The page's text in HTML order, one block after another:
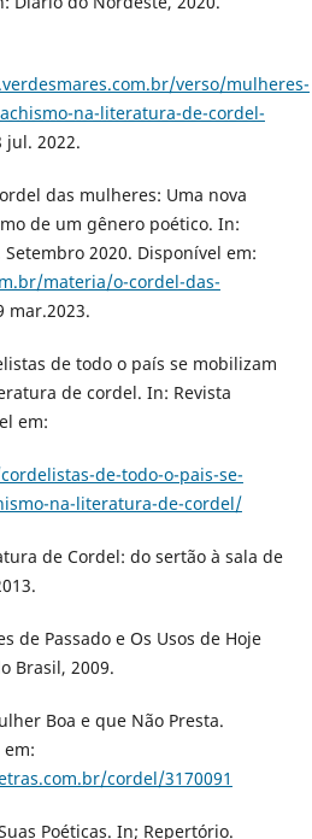
verso/mulheres-
na-literatura-de-cordel-
jul. 2022.
das mulheres: Uma nova
de um gênero poético. In:
2020. Disponível em:
materia/o-cordel-das-
mar.2023.
de todo o país se mobilizam
de cordel. In: Revista
em:
de-todo-o-pais-se-
na-literatura-de-cordel/
de Cordel: do sertão à sala de
de Passado e Os Usos de Hoje
Brasil, 2009.
Boa e que Não Presta.
em:
cordel/3170091
Poéticas. In; Repertório.